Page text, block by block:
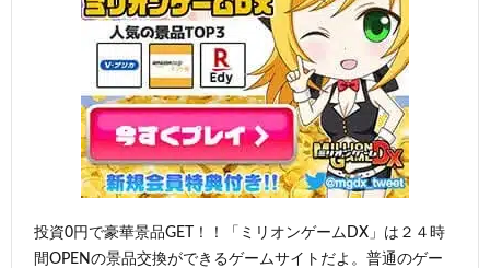
投資0円で豪華景品GET！！「ミリオンゲームDX」は２４時
間OPENの景品交換ができるゲームサイトだよ。普通のゲー